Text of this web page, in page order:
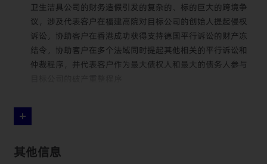
卫生洁具公司的财务造假引发的复杂的、标的巨大的跨境争
议，涉及代表客户在福建高院对目标公司的创始人提起侵权
诉讼，协助客户在香港成功获得支持德国平行诉讼的财产冻
结令，协助客户在多个法域同时提起其他相关的平行诉讼和
仲裁程序，并代表客户作为最大债权人和最大的债务人参与
国子公司的控制权，解除原管理层的职务，法定代表人的变
系列诉讼和仲裁程序中代表客户，包括要求返还子公司财产
其他信息